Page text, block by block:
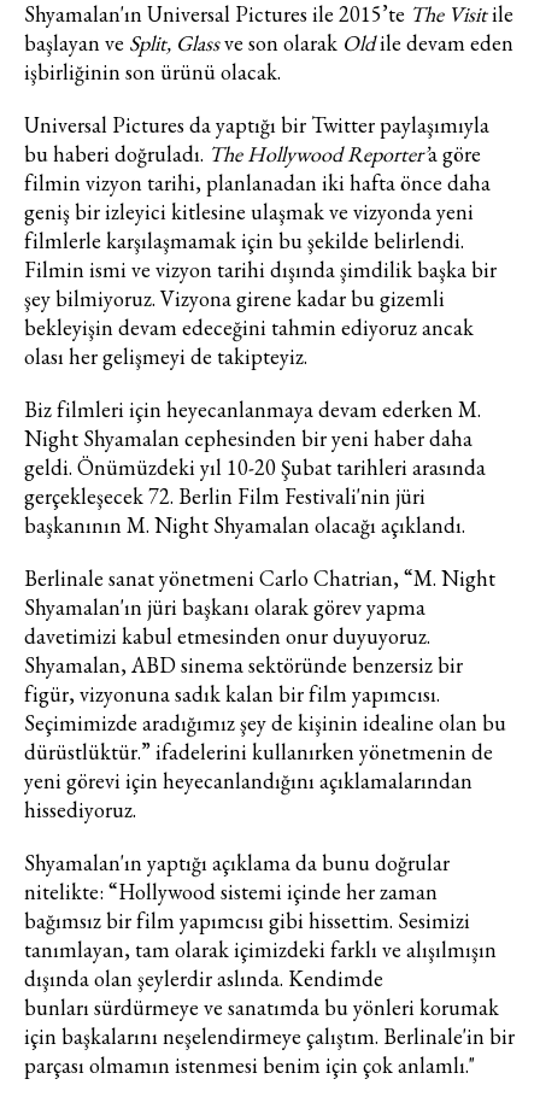
Haftalık E-Bülten
Moda dünyasında neler oluyor? Yeni
vogue trendler, ünlülerden güzelllik
sırları ve en popüler partilerden
haberdar olmak için haftalık e-
bültenimize kaydolun.
Turkuvaz Haberleşme ve Yayıncılık
A.Ş. tarafından
https://vogue.com.tr/internet sitesi
üzerinden sunulan ürün ve
pazarlama ve kutlama/ temenni
amaçlı her türlü e-bülten/ ticari
elektronik ileti gönderiminin e-posta
yoluyla tarafıma yapılmasına onay
ve bu kapsamda/ amaçla ad/
soyad ve e-posta adresi verilerimin
işlenmesine açık rıza veriyorum.
Shyamalan'ın Universal Pictures ile 2015’te The Visitile
başlayan ve Split, Glassve son olarak Oldile devam eden
işbirliğinin son ürünü olacak.
Universal Pictures da yaptığı bir Twitter paylaşımıyla
bu haberi doğruladı. The Hollywood Reporter’a göre
filmin vizyon tarihi, planlanadan iki hafta önce daha
geniş bir izleyici kitlesine ulaşmak ve vizyonda yeni
filmlerle karşılaşmamak için bu şekilde belirlendi.
Filmin ismi ve vizyon tarihi dışında şimdilik başka bir
şey bilmiyoruz. Vizyona girene kadar bu gizemli
bekleyişin devam edeceğini tahmin ediyoruz ancak
olası her gelişmeyi de takipteyiz.
Biz filmleri için heyecanlanmaya devam ederken M.
Night Shyamalan cephesinden bir yeni haber daha
geldi. Önümüzdeki yıl 10-20 Şubat tarihleri arasında
gerçekleşecek 72. Berlin Film Festivali'nin jüri
başkanının M. Night Shyamalan olacağı açıklandı.
Berlinale sanat yönetmeni Carlo Chatrian, “M. Night
Shyamalan'ın jüri başkanı olarak görev yapma
davetimizi kabul etmesinden onur duyuyoruz.
Shyamalan, ABD sinema sektöründe benzersiz bir
figür, vizyonuna sadık kalan bir film yapımcısı.
Seçimimizde aradığımız şey de kişinin idealine olan bu
dürüstlüktür.” ifadelerini kullanırken yönetmenin de
yeni görevi için heyecanlandığını açıklamalarından
hissediyoruz.
Shyamalan'ın yaptığı açıklama da bunu doğrular
nitelikte: “Hollywood sistemi içinde her zaman
bağımsız bir film yapımcısı gibi hissettim. Sesimizi
tanımlayan, tam olarak içimizdeki farklı ve alışılmışın
dışında olan şeylerdir aslında. Kendimde
bunları sürdürmeye ve sanatımda bu yönleri korumak
için başkalarını neşelendirmeye çalıştım. Berlinale'in bir
parçası olmamın istenmesi benim için çok anlamlı."